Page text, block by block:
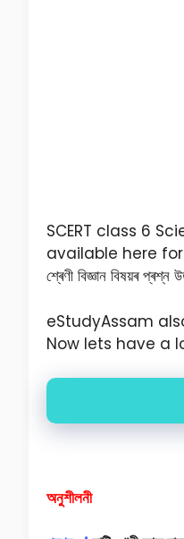
SCERT class 6
available here
শ্ৰেণী বিজ্ঞান
eStudyAssam
Now lets have a
অনুশীলনী